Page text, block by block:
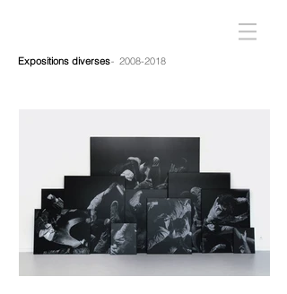
Expositions diverses- 2008-2018